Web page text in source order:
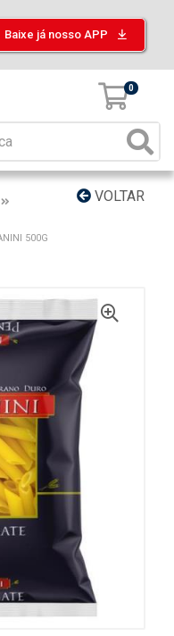
Baixe já nosso APP
0
VOLTAR
500G